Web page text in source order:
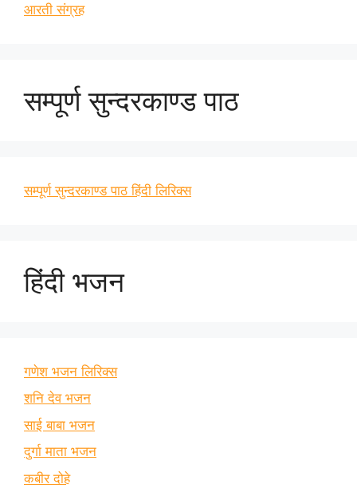
आरती संग्रह
सम्पूर्ण सुन्दरकाण्ड पाठ
सम्पूर्ण सुन्दरकाण्ड पाठ हिंदी लिरिक्स
हिंदी भजन
गणेश भजन लिरिक्स
शनि देव भजन
साई बाबा भजन
दुर्गा माता भजन
कबीर दोहे